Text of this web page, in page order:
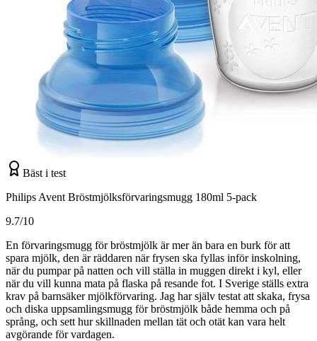
Bäst i test
Philips Avent Bröstmjölksförvaringsmugg 180ml 5-pack
9.7/10
En förvaringsmugg för bröstmjölk är mer än bara en burk för att
spara mjölk, den är räddaren när frysen ska fyllas inför inskolning,
när du pumpar på natten och vill ställa in muggen direkt i kyl, eller
när du vill kunna mata på flaska på resande fot. I Sverige ställs extra
krav på barnsäker mjölkförvaring. Jag har själv testat att skaka, frysa
och diska uppsamlingsmugg för bröstmjölk både hemma och på
språng, och sett hur skillnaden mellan tät och otät kan vara helt
avgörande för vardagen.